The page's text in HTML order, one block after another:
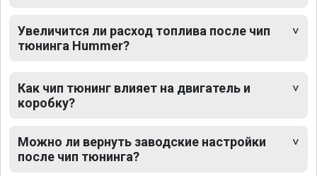
Увеличится ли расход топлива после чип
тюнинга Hummer?
Как чип тюнинг влияет на двигатель и
коробку?
Можно ли вернуть заводские настройки
после чип тюнинга?